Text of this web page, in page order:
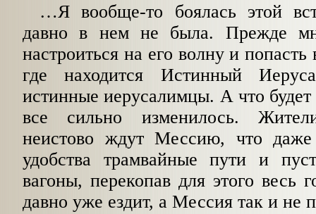
…Я вообще-то боялась этой
давно в нем не была. Прежде
настроиться на его волну и
где находится Истинный
истинные иерусалимцы. А что будет
все сильно изменилось.
неистово ждут Мессию, что даже
удобства трамвайные пути и
вагоны, перекопав для этого весь
давно уже ездит, а Мессия так и не